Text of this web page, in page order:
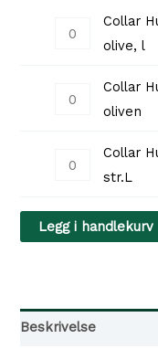
antall
Collar
olive, l
M
oliven
Collar
oliven
Alu-
Strong
antall
Collar
str.L
Legg i handlekurv
Beskrivelse